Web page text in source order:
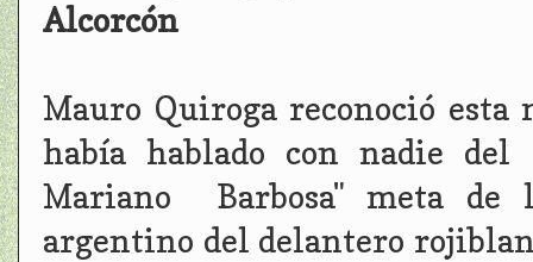
Alcorcón
Mauro Quiroga reconoció esta
había hablado con nadie del
Mariano Barbosa" meta de
argentino del delantero